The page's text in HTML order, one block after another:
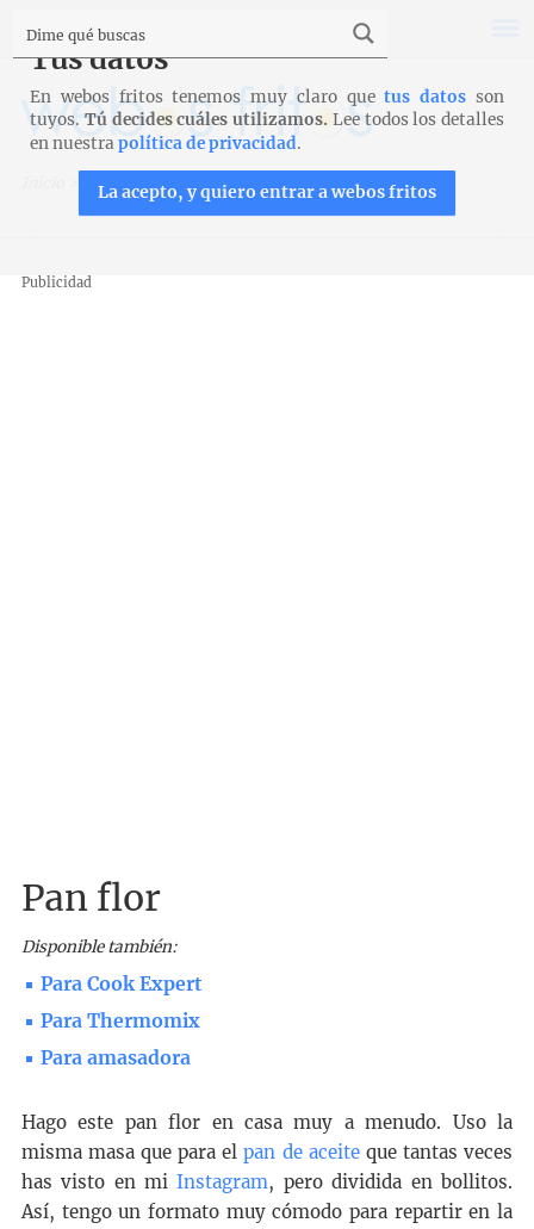
Pan Masa de aceite Pan flor
Publicidad
Pan flor
Disponible también:
Para Cook Expert
Para Thermomix
Para amasadora
Hago este pan flor en casa muy a menudo. Uso la
misma masa que para elpan de aceiteque tantas veces
has visto en miInstagram, pero dividida en bollitos.
Así, tengo un formato muy cómodo para repartir en la
Tus datos
En webos fritos tenemos muy claro quetus datos son
tuyos. Tú decides cuáles utilizamos. Lee todos los detalles
en nuestrapolítica de privacidad.
La acepto, y quiero entrar a webos fritos